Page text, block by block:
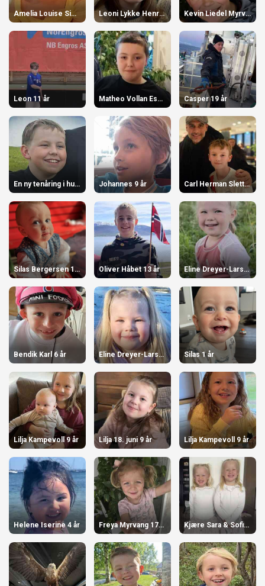
Amelia Louise Simonsen. 5 år Leoni Lykke Henriksen-Schmid 13 år Kevin Liedel Myrvang 10 år
Leon 11 år Matheo Vollan Espejord 14 år Casper 19 år
En ny tenåring i huset! 13 år Johannes 9 år Carl Herman Sletten Angell 13 år
Silas Bergersen 1 år Oliver Håbet 13 år Eline Dreyer-Larsen 4 år
Bendik Karl 6 år Eline Dreyer-Larsen 4 år Silas 1 år
Lilja Kampevoll 9 år Lilja 18. juni 9 år Lilja Kampevoll 9 år
Helene Iserine 4 år Freya Myrvang 17.juni 3 år Kjære Sara & Sofie K. Wangen 4 år